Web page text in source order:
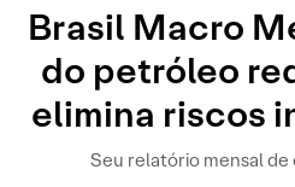
Brasil Macro
do petróleo
elimina riscos
Seu relatório mensal de